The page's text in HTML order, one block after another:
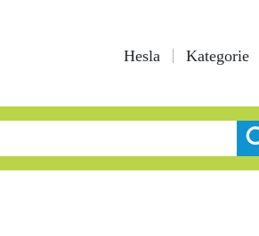
Hesla Kategorie